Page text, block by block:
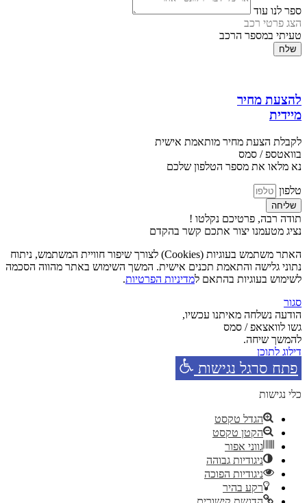
ספר לנו עוד
הצג פרטי רכב
טעיתי במספר הרכב
שלח
להצעת מחיר
מיידית
לקבלת הצעת מחיר מותאמת אישית
בוואטספ / סמס
נא מלאו את מספר הטלפון שלכם
טלפון
שליחה
תודה רבה, פרטיכם נקלטו !
נציג מטעמנו יצור אתכם קשר בהקדם
האתר משתמש בעוגיות (Cookies) לצורך שיפור חוויית המשתמש, ניתוח
נתוני גלישה והתאמת תכנים אישית. המשך השימוש באתר מהווה הסכמה
לשימוש בעוגיות בהתאם למדיניות הפרטיות.
סגור
הודעה נשלחה מאיתנו עכשיו,
גשו לוואצאפ / סמס
להמשך שיחה.
דילוג לתוכן
פתח סרגל נגישות
כלי נגישות
הגדל טקסט
הקטן טקסט
גווני אפור
ניגודיות גבוהה
ניגודיות הפוכה
רקע בהיר